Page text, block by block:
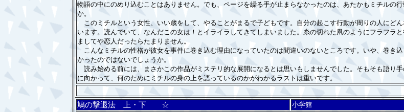
物語の中にのめり込むことはありません。でも、ページを繰る手が止まらなかったのは、あたかもミチルの
か。
このミチルという女性、いい歳をして、やることがまるで子どもです。自分の起こす行動が周りの人にど
います。読んでいて、なんだこの女は！とイライラしてきてしまいました。糸の切れた凧のようにフラフラ
ましてや恋人だったらたまりません。
こんなミチルの性格が彼女を事件に巻き込む理由になっていたのは間違いのないところです。いや、巻き
かったのではないでしょうか。
読み始める前には、まさかこの作品がミステリ的な展開になるとは思いもしませんでした。そもそも語り
に向かって、何のためにミチルの身の上を語っているのかがわかるラストは重いです。
鳩の撃退法 上・下 ☆
小学館